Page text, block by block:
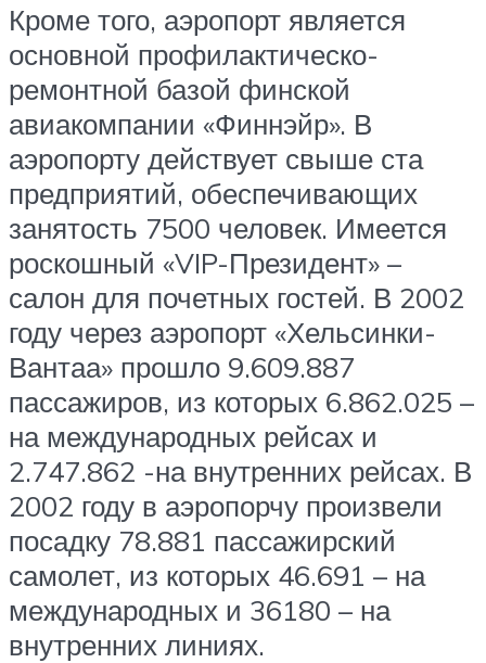
Кроме того, аэропорт является
основной профилактическо-
ремонтной базой финской
авиакомпании «Финнэйр». В
аэропорту действует свыше ста
предприятий, обеспечивающих
занятость 7500 человек. Имеется
роскошный «VIP-Президент» –
салон для почетных гостей. В 2002
году через аэропорт «Хельсинки-
Вантаа» прошло 9.609.887
пассажиров, из которых 6.862.025 –
на международных рейсах и
2.747.862 -на внутренних рейсах. В
2002 году в аэропорчу произвели
посадку 78.881 пассажирский
самолет, из которых 46.691 – на
международных и 36180 – на
внутренних линиях.